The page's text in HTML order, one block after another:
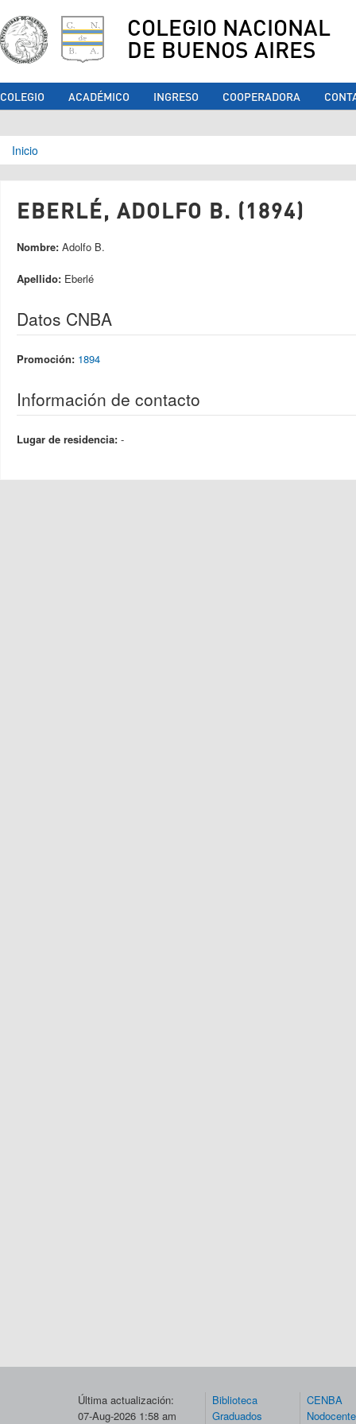
COLEGIO NACIONAL
DE BUENOS AIRES
COLEGIO ACADÉMICO INGRESO COOPERADORA
Se encuentra usted aquí
Inicio
EBERLÉ, ADOLFO B. (1894)
Nombre: Adolfo B.
Apellido: Eberlé
Datos CNBA
Promoción: 1894
Información de contacto
Lugar de residencia: -
Última actualización:
07-Aug-2026 1:58 am
Biblioteca
Graduados
CENBA